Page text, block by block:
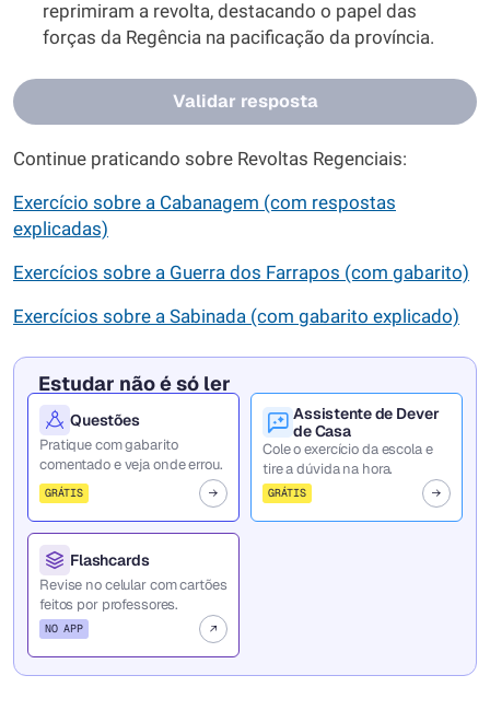
reprimiram a revolta, destacando o papel das
forças da Regência na pacificação da província.
Validar resposta
Continue praticando sobre Revoltas Regenciais:
Exercício sobre a Cabanagem (com respostas
explicadas)
Exercícios sobre a Guerra dos Farrapos (com gabarito)
Exercícios sobre a Sabinada (com gabarito explicado)
Estudar não é só ler
Questões
Pratique com gabarito
comentado e veja onde errou.
GRÁTIS
Assistente de Dever
de Casa
Cole o exercício da escola e
tire a dúvida na hora.
GRÁTIS
Flashcards
Revise no celular com cartões
feitos por professores.
NO APP